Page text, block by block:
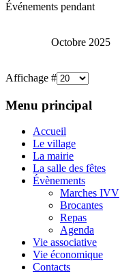
Événements pendant
Octobre 2025
Affichage #
Menu principal
Accueil
Le village
La mairie
La salle des fêtes
Évènements
Marches IVV
Brocantes
Repas
Agenda
Vie associative
Vie économique
Contacts